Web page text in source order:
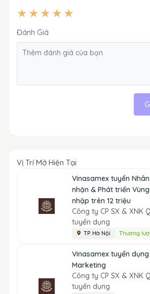
Đánh Giá
Vị Trí Mở Hiện Tại
Vinasamex tuyển
nhận & Phát triển
nhập trên 12 triệu
Công ty CP SX & XNK
tuyển dụng
TP. Hà Nội Thương
Vinasamex tuyển
Marketing
Công ty CP SX & XNK
tuyển dụng